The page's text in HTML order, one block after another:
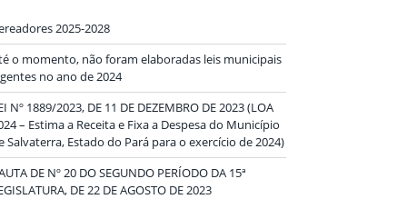
2025-2028
o momento, não foram elaboradas leis municipais
no ano de 2024
Nº 1889/2023, DE 11 DE DEZEMBRO DE 2023 (LOA
– Estima a Receita e Fixa a Despesa do Município
Salvaterra, Estado do Pará para o exercício de 2024)
DE Nº 20 DO SEGUNDO PERÍODO DA 15ª
DE 22 DE AGOSTO DE 2023